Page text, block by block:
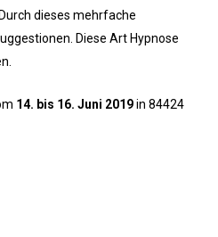
dieses mehrfache
Diese Art Hypnose
14. bis 16. Juni 2019in 84424